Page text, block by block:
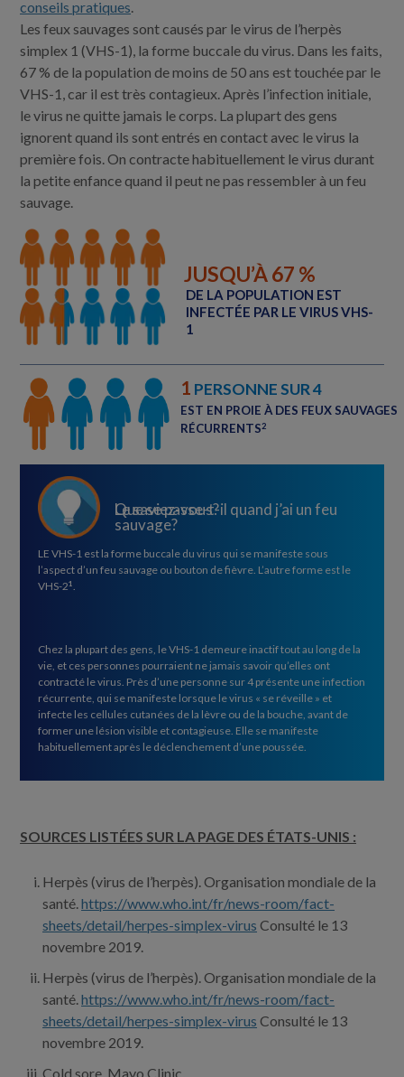
conseils pratiques
Les feux sauvages sont causés par le virus de l’herpès
simplex 1 (VHS-1), la forme buccale du virus. Dans les faits,
67 % de la population de moins de 50 ans est touchée par le
VHS-1, car il est très contagieux. Après l’infection initiale,
le virus ne quitte jamais le corps. La plupart des gens
ignorent quand ils sont entrés en contact avec le virus la
première fois. On contracte habituellement le virus durant
la petite enfance quand il peut ne pas ressembler à un feu
sauvage.
JUSQU’À 67 %
DE LA POPULATION EST
INFECTÉE PAR LE VIRUS VHS-
1
1 PERSONNE SUR 4
EST EN PROIE À DES FEUX SAUVAGES
RÉCURRENTS2
Le saviez-vous?
LE VHS-1 est la forme buccale du virus qui se manifeste sous
l’aspect d’un feu sauvage ou bouton de fièvre. L’autre forme est le
VHS-21
Que se passe-t-il quand j’ai un feu
sauvage?
Chez la plupart des gens, le VHS-1 demeure inactif tout au long de la
vie, et ces personnes pourraient ne jamais savoir qu’elles ont
contracté le virus. Près d’une personne sur 4 présente une infection
récurrente, qui se manifeste lorsque le virus « se réveille » et
infecte les cellules cutanées de la lèvre ou de la bouche, avant de
former une lésion visible et contagieuse. Elle se manifeste
habituellement après le déclenchement d’une poussée.
SOURCES LISTÉES SUR LA PAGE DES ÉTATS-UNIS :
Herpès (virus de l’herpès). Organisation mondiale de la
santé.https://www.who.int/fr/news-room/fact-
sheets/detail/herpes-simplex-virus Consulté le 13
novembre 2019.
Herpès (virus de l’herpès). Organisation mondiale de la
santé.https://www.who.int/fr/news-room/fact-
sheets/detail/herpes-simplex-virus Consulté le 13
novembre 2019.
Cold sore. Mayo Clinic.